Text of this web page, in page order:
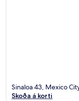
Sinaloa 43, Mexico
Skoða á korti